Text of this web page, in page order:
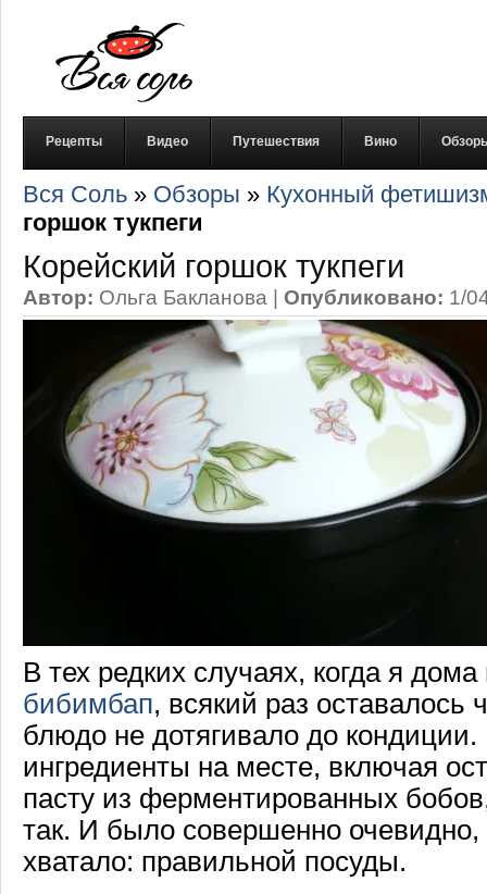
Рецепты Видео Путешествия Вино
Вся Соль » Обзоры » Кухонный
горшок тукпеги
Корейский горшок тукпеги
Автор: Ольга Бакланова | Опубликовано: 1/
В тех редких случаях, когда я дома
бибимбап, всякий раз оставалось
блюдо не дотягивало до кондиции.
ингредиенты на месте, включая
пасту из ферментированных
так. И было совершенно очевидно,
хватало: правильной посуды.